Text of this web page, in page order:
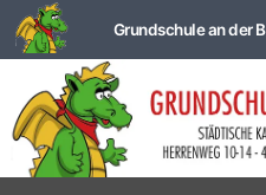
Zum Inhalt springen